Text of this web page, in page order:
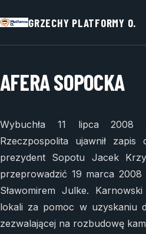
GRZECHY PLATFORMY O.
AFERA SOPOCKA
Wybuchła 11 lipca 2008
Rzeczpospolita ujawnił
prezydent Sopotu Jacek
przeprowadzić 19 marca
Sławomirem Julke.
lokali za pomoc w uzyskaniu
zezwalającej na rozbudowę